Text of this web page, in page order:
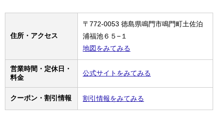
住所・アクセス
〒772-0053 徳島県鳴門市鳴門町土佐泊
浦福池６５−１
地図をみてみる
営業時間・定休日・
料金
公式サイトをみてみる
クーポン・割引情報 割引情報をみてみる